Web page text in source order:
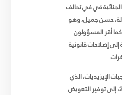
فيفي تحالف
حسن جميل، وهو
أقر المسؤولون
إلى إصلاحات قانونية
.
الإيزيديات، الذي
التعويض